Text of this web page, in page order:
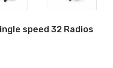
speed 32 Radios